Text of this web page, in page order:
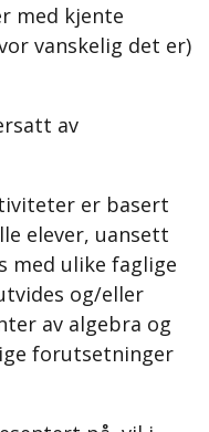
med kjente
vanskelig det er)
av
er basert
elever, uansett
med ulike faglige
og/eller
av algebra og
forutsetninger